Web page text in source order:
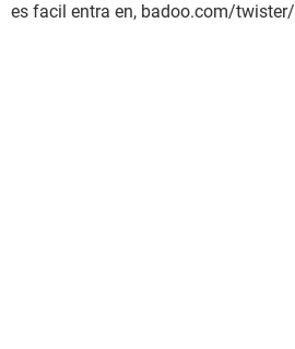
es facil entra en, badoo.com/twister/